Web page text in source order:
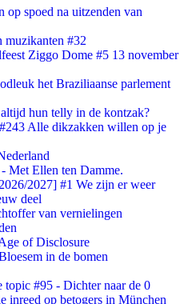
op spoed na uitzenden van
muzikanten #32
Ziggo Dome #5 13 november
het Braziliaanse parlement
hun telly in de kontzak?
Alle dikzakken willen op je
Met Ellen ten Damme.
2027] #1 We zijn er weer
deel
van vernielingen
of Disclosure
in de bomen
topic #95 - Dichter naar de 0
inreed op betogers in München